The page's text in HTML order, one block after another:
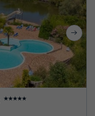
★★★★★